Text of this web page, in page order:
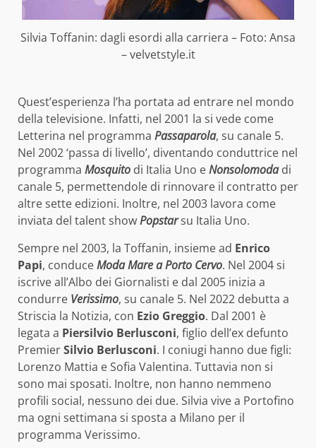
Silvia Toffanin: dagli esordi alla carriera – Foto: Ansa
– velvetstyle.it
Quest’esperienza l’ha portata ad entrare nel mondo
della televisione. Infatti, nel 2001 la si vede come
Letterina nel programma Passaparola, su canale 5.
Nel 2002 ‘passa di livello’, diventando conduttrice nel
programma Mosquito di Italia Uno eNonsolomodadi
canale 5, permettendole di rinnovare il contratto per
altre sette edizioni. Inoltre, nel 2003 lavora come
inviata del talent showPopstarsu Italia Uno.
Sempre nel 2003, la Toffanin, insieme ad Enrico
Papi, conduceModa Mare a Porto Cervo. Nel 2004 si
iscrive all’Albo dei Giornalisti e dal 2005 inizia a
condurre Verissimo, su canale 5. Nel 2022 debutta a
Striscia la Notizia, con Ezio Greggio. Dal 2001 è
legata a Piersilvio Berlusconi, figlio dell’ex defunto
PremierSilvio Berlusconi. I coniugi hanno due figli:
Lorenzo Mattia e Sofia Valentina. Tuttavia non si
sono mai sposati. Inoltre, non hanno nemmeno
profili social, nessuno dei due. Silvia vive a Portofino
ma ogni settimana si sposta a Milano per il
programma Verissimo.